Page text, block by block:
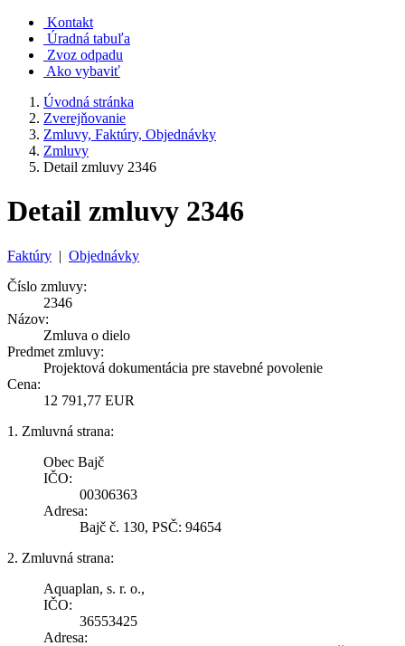
Kontakt
Úradná tabuľa
Zvoz odpadu
Ako vybaviť
Úvodná stránka
Zverejňovanie
Zmluvy, Faktúry, Objednávky
Zmluvy
Detail zmluvy 2346
Detail zmluvy 2346
Faktúry | Objednávky
Číslo zmluvy:
2346
Názov:
Zmluva o dielo
Predmet zmluvy:
Projektová dokumentácia pre stavebné povolenie
Cena:
12 791,77 EUR
1. Zmluvná strana:
Obec Bajč
IČO:
00306363
Adresa:
Bajč č. 130, PSČ: 94654
2. Zmluvná strana:
Aquaplan, s. r. o.,
IČO:
36553425
Adresa: